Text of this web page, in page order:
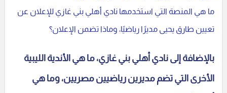
ما هي المنصة التي استخدمها نادي أهلي بني غازي للإعلان عن
تعيين طارق يحيى مديرًا رياضيًا، وماذا تضمن الإعلان؟
بالإضافة إلى نادي أهلي بني غازي، ما هي الأندية الليبية
الأخرى التي تضم مديرين رياضيين مصريين، وما هي